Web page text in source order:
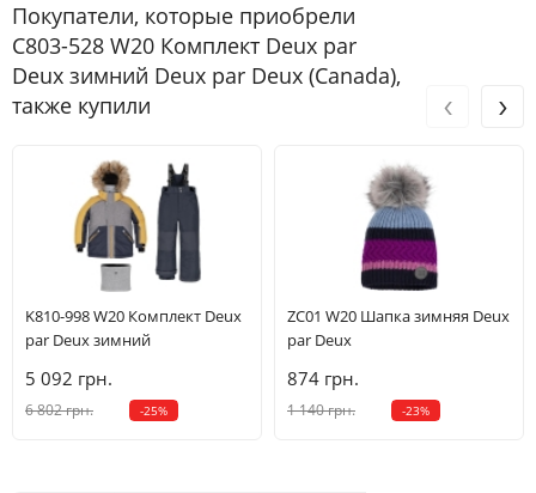
Покупатели, которые приобрели
C803-528 W20 Комплект Deux par
Deux зимний Deux par Deux (Canada),
также купили
K810-998 W20 Комплект Deux
par Deux зимний
5 092 грн.
6 802 грн. -25%
ZC01 W20 Шапка зимняя Deux
par Deux
874 грн.
1 140 грн. -23%
‹ ›